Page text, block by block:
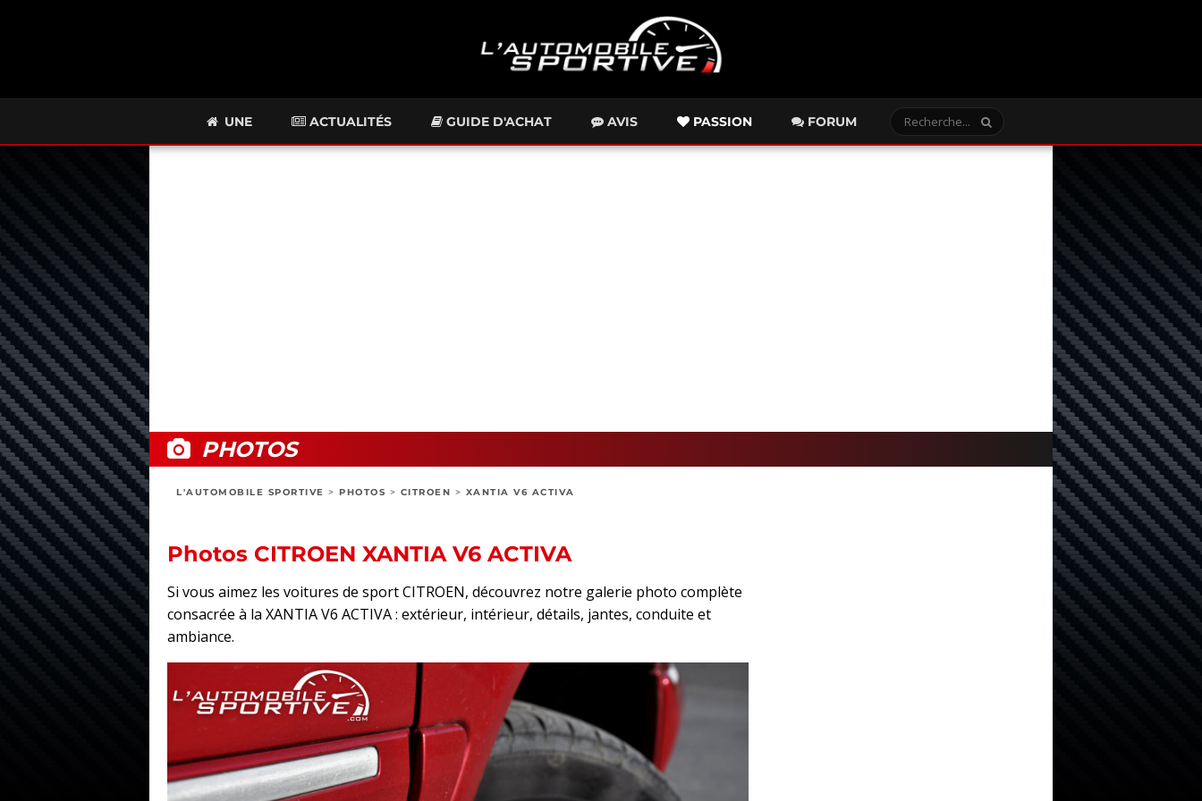
UNE ACTUALITÉS GUIDE D'ACHAT AVIS PASSION FORUM
PHOTOS
L'AUTOMOBILE SPORTIVE > PHOTOS > CITROEN > XANTIA V6 ACTIVA
Photos CITROEN XANTIA V6 ACTIVA
Si vous aimez les voitures de sport CITROEN, découvrez notre galerie photo complète
consacrée à la XANTIA V6 ACTIVA : extérieur, intérieur, détails, jantes, conduite et
ambiance.